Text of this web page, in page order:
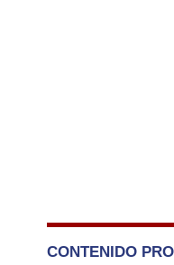
CONTENIDO